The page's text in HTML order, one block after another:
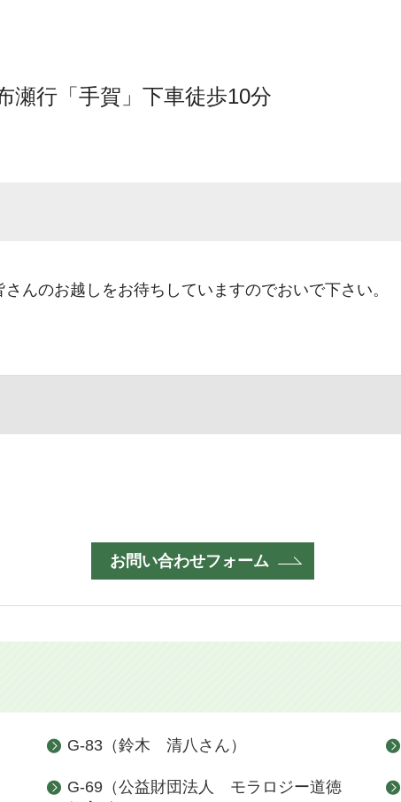
瀬行「手賀」下車徒歩10分
んのお越しをお待ちしていますのでおいで下さい。
お問い合わせフォーム
G-83（鈴木 清八さん）
G-69（公益財団法人 モラロジー道徳